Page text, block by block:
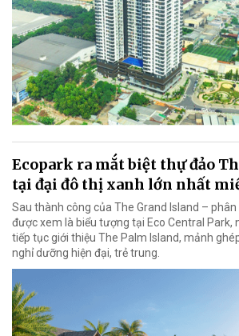
Ecopark ra mắt biệt thự đảo
tại đại đô thị xanh lớn nhất
Sau thành công của The Grand Island –
được xem là biểu tượng tại Eco Central Park,
tiếp tục giới thiệu The Palm Island, mảnh
nghỉ dưỡng hiện đại, trẻ trung.